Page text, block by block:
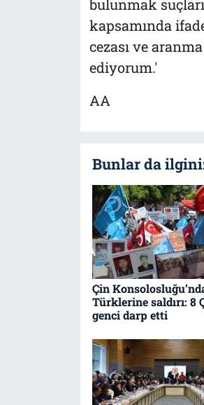
bulunmak
kapsamında
cezası ve
ediyorum.'
AA
Bunlar da
Çin
Türklerine saldırı: 8
genci darp etti